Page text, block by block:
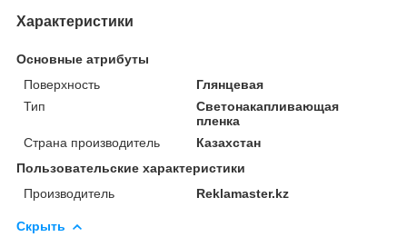
Характеристики
Основные атрибуты
Поверхность
Глянцевая
Тип
Светонакапливающая
пленка
Страна производитель
Казахстан
Пользовательские характеристики
Производитель
Reklamaster.kz
Скрыть